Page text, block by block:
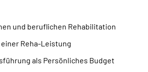
und beruflichen Rehabilitation
Reha-Leistung
als Persönliches Budget